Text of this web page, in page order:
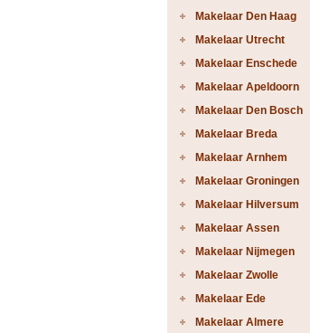
Makelaar Den Haag
Makelaar Utrecht
Makelaar Enschede
Makelaar Apeldoorn
Makelaar Den Bosch
Makelaar Breda
Makelaar Arnhem
Makelaar Groningen
Makelaar Hilversum
Makelaar Assen
Makelaar Nijmegen
Makelaar Zwolle
Makelaar Ede
Makelaar Almere